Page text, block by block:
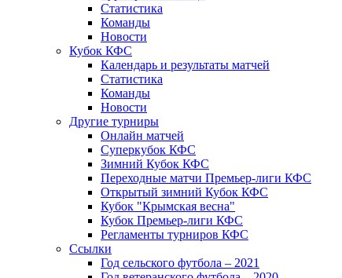
Статистика
Команды
Новости
Кубок КФС
Календарь и результаты матчей
Статистика
Команды
Новости
Другие турниры
Онлайн матчей
Суперкубок КФС
Зимний Кубок КФС
Переходные матчи Премьер-лиги КФС
Открытый зимний Кубок КФС
Кубок "Крымская весна"
Кубок Премьер-лиги КФС
Регламенты турниров КФС
Ссылки
Год сельского футбола – 2021